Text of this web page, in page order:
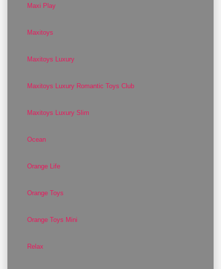
Maxi Play
Maxitoys
Maxitoys Luxury
Maxitoys Luxury Romantic Toys Club
Maxitoys Luxury Slim
Ocean
Orange Life
Orange Toys
Orange Toys Mini
Relax